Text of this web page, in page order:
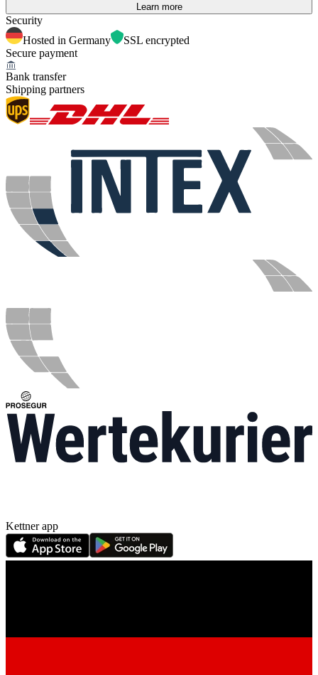
Learn more
Security
Hosted in Germany
SSL encrypted
Secure payment
Bank transfer
Shipping partners
Kettner app